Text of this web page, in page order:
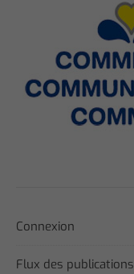
Connexion
Flux des publications